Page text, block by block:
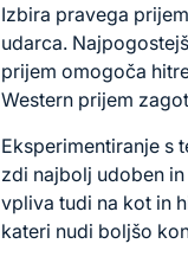
Izbira pravega
udarca.
prijem omogoča
Western prijem
Eksperimentiranje s
zdi najbolj udoben
vpliva tudi na kot in
kateri nudi boljšo